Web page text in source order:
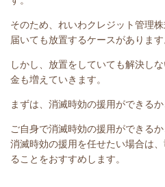
そのため、れいわクレジット管理
届いても放置するケースがあります
しかし、放置をしていても解決し
金も増えていきます。
まずは、 消滅時効の援用ができる
ご自身で消滅時効の援用ができる
消滅時効の援用を任せたい場合は
ることをおすすめします。